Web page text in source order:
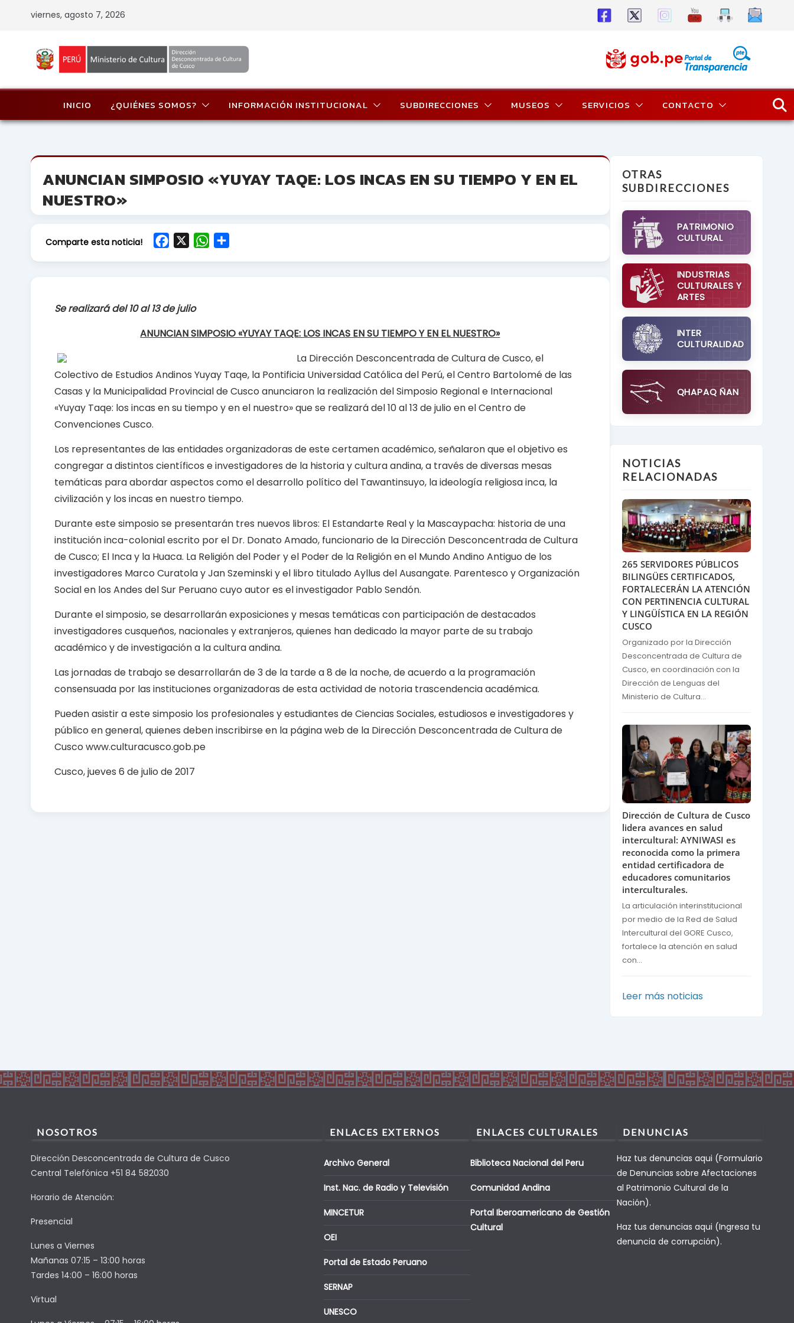
viernes, agosto 7, 2026
INICIO ¿QUIÉNES SOMOS? INFORMACIÓN INSTITUCIONAL SUBDIRECCIONES MUSEOS SERVICIOS CONTACTO
ANUNCIAN SIMPOSIO «YUYAY TAQE: LOS INCAS EN SU TIEMPO Y EN EL
NUESTRO»
Comparte esta noticia!
b
o
W
p
Se realizará del 10 al 13 de julio
ANUNCIAN SIMPOSIO «YUYAY TAQE: LOS INCAS EN SU TIEMPO Y EN EL NUESTRO»
La Dirección Desconcentrada de Cultura de Cusco, el
Colectivo de Estudios Andinos Yuyay Taqe, la Pontificia Universidad Católica del Perú, el Centro Bartolomé de las
Casas y la Municipalidad Provincial de Cusco anunciaron la realización del Simposio Regional e Internacional
«Yuyay Taqe: los incas en su tiempo y en el nuestro» que se realizará del 10 al 13 de julio en el Centro de
Convenciones Cusco.
Los representantes de las entidades organizadoras de este certamen académico, señalaron que el objetivo es
congregar a distintos científicos e investigadores de la historia y cultura andina, a través de diversas mesas
temáticas para abordar aspectos como el desarrollo político del Tawantinsuyo, la ideología religiosa inca, la
civilización y los incas en nuestro tiempo.
Durante este simposio se presentarán tres nuevos libros: El Estandarte Real y la Mascaypacha: historia de una
institución inca-colonial escrito por el Dr. Donato Amado, funcionario de la Dirección Desconcentrada de Cultura
de Cusco; El Inca y la Huaca. La Religión del Poder y el Poder de la Religión en el Mundo Andino Antiguo de los
investigadores Marco Curatola y Jan Szeminski y el libro titulado Ayllus del Ausangate. Parentesco y Organización
Social en los Andes del Sur Peruano cuyo autor es el investigador Pablo Sendón.
Durante el simposio, se desarrollarán exposiciones y mesas temáticas con participación de destacados
investigadores cusqueños, nacionales y extranjeros, quienes han dedicado la mayor parte de su trabajo
académico y de investigación a la cultura andina.
Las jornadas de trabajo se desarrollarán de 3 de la tarde a 8 de la noche, de acuerdo a la programación
consensuada por las instituciones organizadoras de esta actividad de notoria trascendencia académica.
Pueden asistir a este simposio los profesionales y estudiantes de Ciencias Sociales, estudiosos e investigadores y
público en general, quienes deben inscribirse en la página web de la Dirección Desconcentrada de Cultura de
Cusco www.culturacusco.gob.pe
Cusco, jueves 6 de julio de 2017
OTRAS
SUBDIRECCIONES
PATRIMONIO
CULTURAL
INDUSTRIAS
CULTURALES Y
ARTES
INTER
CULTURALIDAD
QHAPAQ ÑAN
NOTICIAS
RELACIONADAS
265 SERVIDORES PÚBLICOS
BILINGÜES CERTIFICADOS,
FORTALECERÁN LA ATENCIÓN
CON PERTINENCIA CULTURAL
Y LINGÜÍSTICA EN LA REGIÓN
CUSCO
Organizado por la Dirección
Desconcentrada de Cultura de
Cusco, en coordinación con la
Dirección de Lenguas del
Ministerio de Cultura...
Dirección de Cultura de Cusco
lidera avances en salud
intercultural: AYNIWASI es
reconocida como la primera
entidad certificadora de
educadores comunitarios
interculturales.
La articulación interinstitucional
por medio de la Red de Salud
Intercultural del GORE Cusco,
fortalece la atención en salud
con...
Leer más noticias
NOSOTROS
Dirección Desconcentrada de Cultura de Cusco
Central Telefónica +51 84 582030
Horario de Atención:
Presencial
Lunes a Viernes
Mañanas 07:15 – 13:00 horas
Tardes 14:00 – 16:00 horas
Virtual
ENLACES EXTERNOS
Archivo General
Inst. Nac. de Radio y Televisión
MINCETUR
OEI
Portal de Estado Peruano
SERNAP
UNESCO
ENLACES CULTURALES
Biblioteca Nacional del Peru
Comunidad Andina
Portal Iberoamericano de Gestión
Cultural
DENUNCIAS
Haz tus denuncias aqui (Formulario
de Denuncias sobre Afectaciones
al Patrimonio Cultural de la
Nación).
Haz tus denuncias aqui (Ingresa tu
denuncia de corrupción).